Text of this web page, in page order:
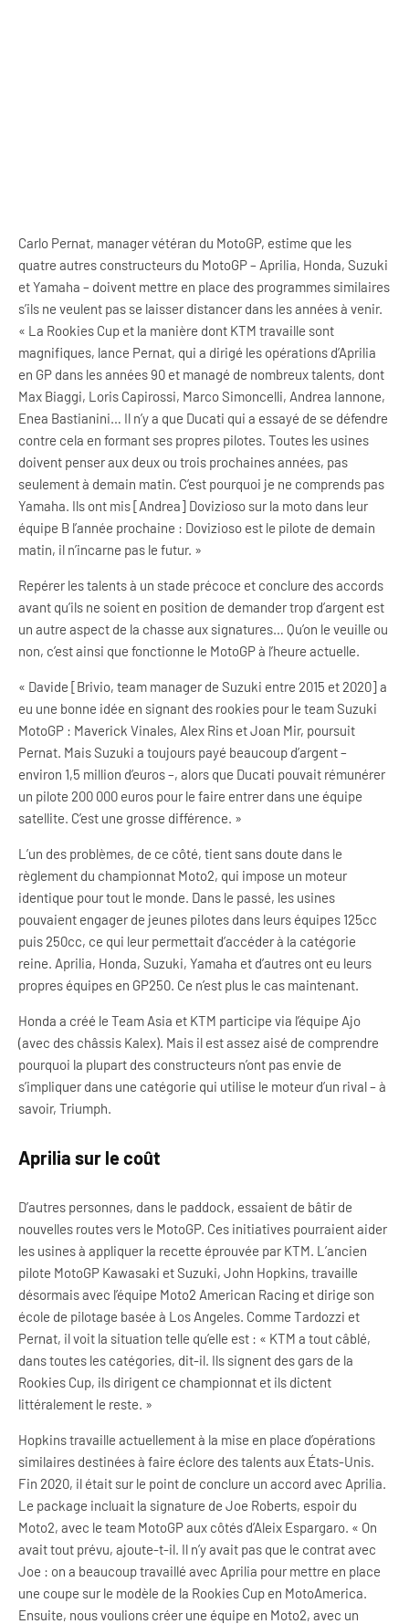
Carlo Pernat, manager vétéran du MotoGP, estime que les
quatre autres constructeurs du MotoGP – Aprilia, Honda, Suzuki
et Yamaha – doivent mettre en place des programmes similaires
s’ils ne veulent pas se laisser distancer dans les années à venir.
« La Rookies Cup et la manière dont KTM travaille sont
magnifiques, lance Pernat, qui a dirigé les opérations d’Aprilia
en GP dans les années 90 et managé de nombreux talents, dont
Max Biaggi, Loris Capirossi, Marco Simoncelli, Andrea Iannone,
Enea Bastianini… Il n’y a que Ducati qui a essayé de se défendre
contre cela en formant ses propres pilotes. Toutes les usines
doivent penser aux deux ou trois prochaines années, pas
seulement à demain matin. C’est pourquoi je ne comprends pas
Yamaha. Ils ont mis [Andrea] Dovizioso sur la moto dans leur
équipe B l’année prochaine : Dovizioso est le pilote de demain
matin, il n’incarne pas le futur. »
Repérer les talents à un stade précoce et conclure des accords
avant qu’ils ne soient en position de demander trop d’argent est
un autre aspect de la chasse aux signatures… Qu’on le veuille ou
non, c’est ainsi que fonctionne le MotoGP à l’heure actuelle.
« Davide [Brivio, team manager de Suzuki entre 2015 et 2020] a
eu une bonne idée en signant des rookies pour le team Suzuki
MotoGP : Maverick Vinales, Alex Rins et Joan Mir, poursuit
Pernat. Mais Suzuki a toujours payé beaucoup d’argent –
environ 1,5 million d’euros –, alors que Ducati pouvait rémunérer
un pilote 200 000 euros pour le faire entrer dans une équipe
satellite. C’est une grosse différence. »
L’un des problèmes, de ce côté, tient sans doute dans le
règlement du championnat Moto2, qui impose un moteur
identique pour tout le monde. Dans le passé, les usines
pouvaient engager de jeunes pilotes dans leurs équipes 125cc
puis 250cc, ce qui leur permettait d’accéder à la catégorie
reine. Aprilia, Honda, Suzuki, Yamaha et d’autres ont eu leurs
propres équipes en GP250. Ce n’est plus le cas maintenant.
Honda a créé le Team Asia et KTM participe via l’équipe Ajo
(avec des châssis Kalex). Mais il est assez aisé de comprendre
pourquoi la plupart des constructeurs n’ont pas envie de
s’impliquer dans une catégorie qui utilise le moteur d’un rival – à
savoir, Triumph.
Aprilia sur le coût
D’autres personnes, dans le paddock, essaient de bâtir de
nouvelles routes vers le MotoGP. Ces initiatives pourraient aider
les usines à appliquer la recette éprouvée par KTM. L’ancien
pilote MotoGP Kawasaki et Suzuki, John Hopkins, travaille
désormais avec l’équipe Moto2 American Racing et dirige son
école de pilotage basée à Los Angeles. Comme Tardozzi et
Pernat, il voit la situation telle qu’elle est : « KTM a tout câblé,
dans toutes les catégories, dit-il. Ils signent des gars de la
Rookies Cup, ils dirigent ce championnat et ils dictent
littéralement le reste. »
Hopkins travaille actuellement à la mise en place d’opérations
similaires destinées à faire éclore des talents aux États-Unis.
Fin 2020, il était sur le point de conclure un accord avec Aprilia.
Le package incluait la signature de Joe Roberts, espoir du
Moto2, avec le team MotoGP aux côtés d’Aleix Espargaro. « On
avait tout prévu, ajoute-t-il. Il n’y avait pas que le contrat avec
Joe : on a beaucoup travaillé avec Aprilia pour mettre en place
une coupe sur le modèle de la Rookies Cup en MotoAmerica.
Ensuite, nous voulions créer une équipe en Moto2, avec un